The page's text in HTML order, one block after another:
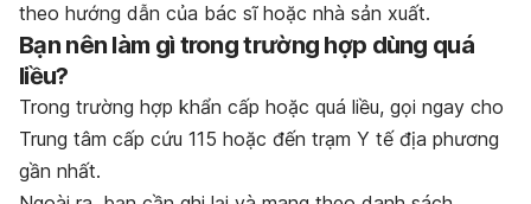
theo hướng dẫn của bác sĩ hoặc nhà sản xuất.
Bạn nên làm gì trong trường hợp dùng quá
liều?
Trong trường hợp khẩn cấp hoặc quá liều, gọi ngay cho
Trung tâm cấp cứu 115 hoặc đến trạm Y tế địa phương
gần nhất.